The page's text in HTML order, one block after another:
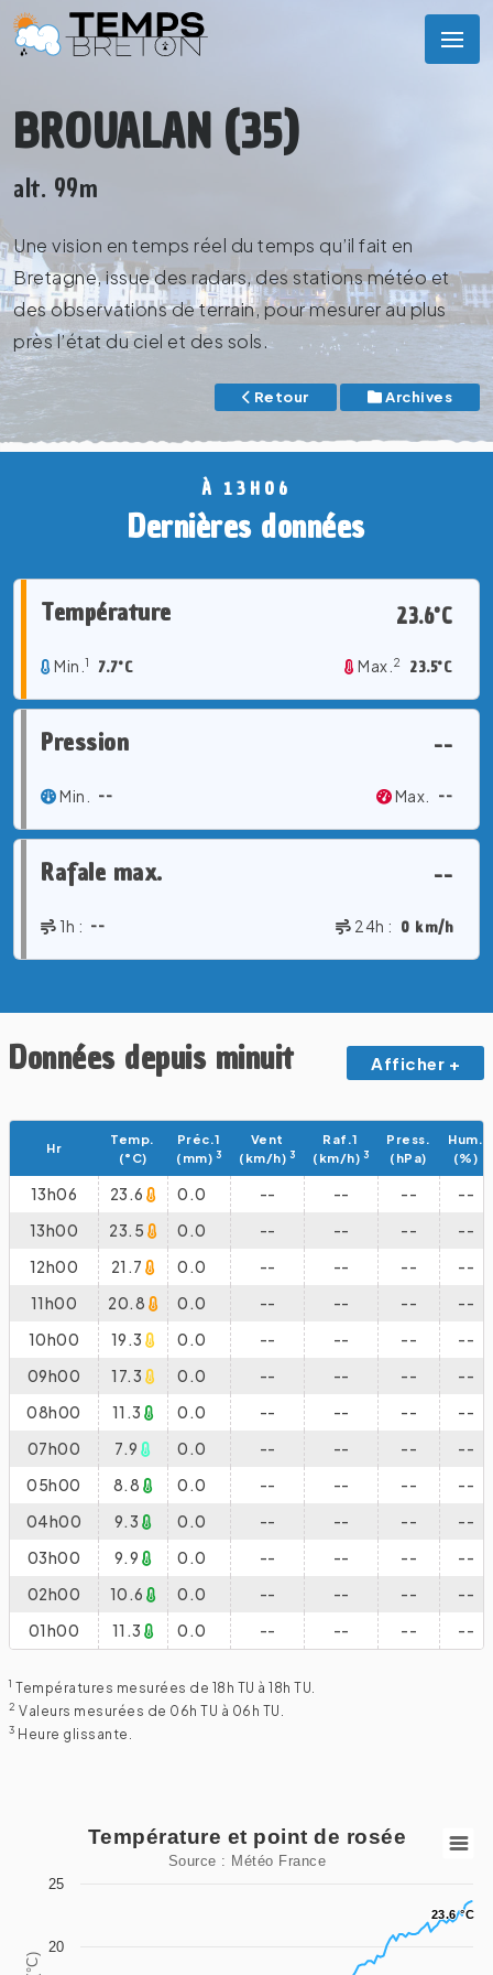
BROUALAN (35)
alt. 99m
Une vision en temps réel du temps qu’il fait en
Bretagne, issue des radars, des stations météo et
des observations de terrain, pour mesurer au plus
près l’état du ciel et des sols.
Retour Archives
À 13H06
Dernières données
Température 23.6°C
Min. 1 7.7°C Max. 2 23.5°C
Pression --
Min. -- Max. --
Rafale max. --
1h : -- 24h : 0 km/h
Données depuis minuit Afficher +
Hr
Temp.
(°C)
Préc.1
(mm) 3
Vent
(km/h) 3
Raf.1
(km/h) 3
Press.
(hPa)
Hum.
(%)
13h06 23.6 0.0 -- -- --
--
13h00
23.5 0.0 -- -- --
--
12h00
21.7 0.0 -- -- --
--
11h00
20.8 0.0 -- -- --
--
10h00
19.3 0.0 -- -- --
--
09h00
17.3 0.0 -- -- --
--
08h00
11.3 0.0 -- -- --
--
07h00
7.9 0.0 -- -- --
--
05h00
8.8 0.0 -- -- --
--
04h00
9.3 0.0 -- -- --
--
03h00
9.9 0.0 -- -- --
--
02h00
10.6 0.0 -- -- --
--
01h00
11.3 0.0 -- -- -- --
1 Températures mesurées de 18h TU à 18h TU.
2 Valeurs mesurées de 06h TU à 06h TU.
3 Heure glissante.
Température et point de rosée
Line chart with 2 lines.
View as data table, Température et point de rosée
Température et point de rosée
Source : Météo France
23.6 °C
23.6 °C
20
25